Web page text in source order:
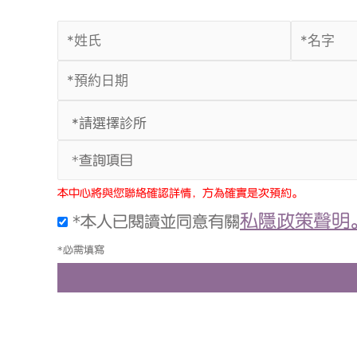
*查詢項目
本中心將與您聯絡確認詳情，方為確實是次預約。
*本人已閱讀並同意有關私隱政策聲明
*必需填寫